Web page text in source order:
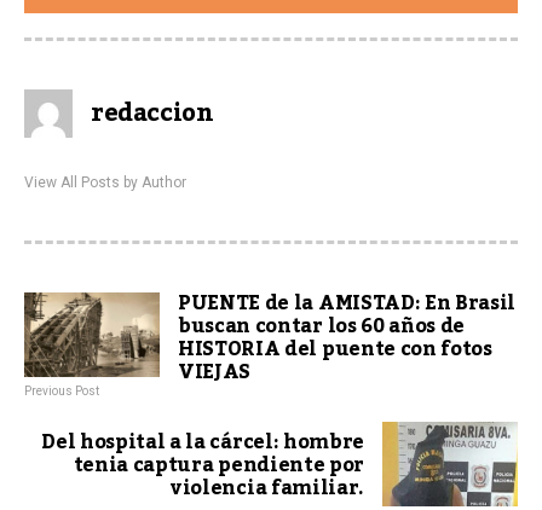
redaccion
View All Posts by Author
PUENTE de la AMISTAD: En Brasil
buscan contar los 60 años de
HISTORIA del puente con fotos
VIEJAS
Previous Post
Del hospital a la cárcel: hombre
tenia captura pendiente por
violencia familiar.